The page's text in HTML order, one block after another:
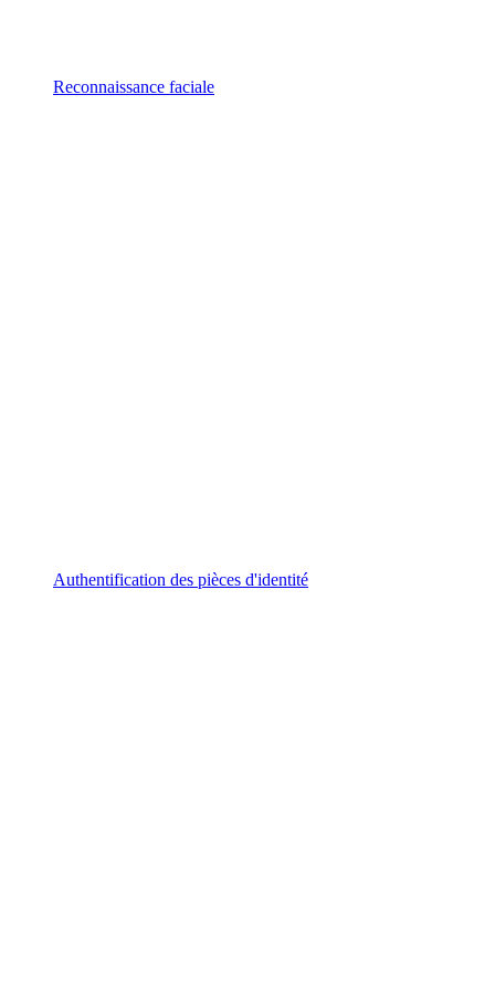
Reconnaissance faciale
Authentification des pièces d'identité